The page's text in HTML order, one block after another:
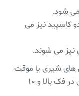
دو کاسپید نیز می
دندان های شیری یا موقت
می گویند. دندان های شیری شامل ۱۰ دندان در فک بالا و ۱۰